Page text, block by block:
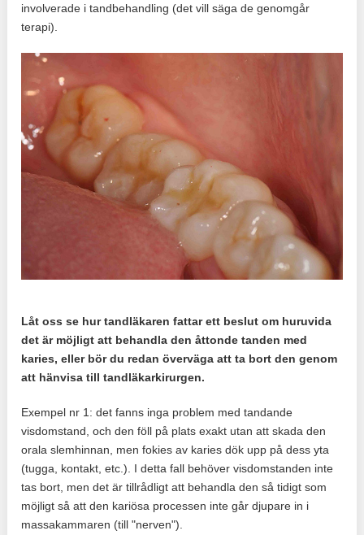
involverade i tandbehandling (det vill säga de genomgår
terapi).
Låt oss se hur tandläkaren fattar ett beslut om huruvida
det är möjligt att behandla den åttonde tanden med
karies, eller bör du redan överväga att ta bort den genom
att hänvisa till tandläkarkirurgen.
Exempel nr 1: det fanns inga problem med tandande
visdomstand, och den föll på plats exakt utan att skada den
orala slemhinnan, men fokies av karies dök upp på dess yta
(tugga, kontakt, etc.). I detta fall behöver visdomstanden inte
tas bort, men det är tillrådligt att behandla den så tidigt som
möjligt så att den kariösa processen inte går djupare in i
massakammaren (till "nerven").